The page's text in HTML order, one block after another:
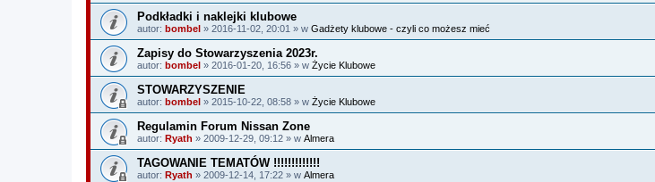
Podkładki i naklejki klubowe
autor: bombel » 2016-11-02, 20:01 » w Gadżety klubowe - czyli co możesz mieć
Zapisy do Stowarzyszenia 2023r.
autor: bombel » 2016-01-20, 16:56 » w Życie Klubowe
STOWARZYSZENIE
autor: bombel » 2015-10-22, 08:58 » w Życie Klubowe
Regulamin Forum Nissan Zone
autor: Ryath » 2009-12-29, 09:12 » w Almera
TAGOWANIE TEMATÓW !!!!!!!!!!!!!
autor: Ryath » 2009-12-14, 17:22 » w Almera